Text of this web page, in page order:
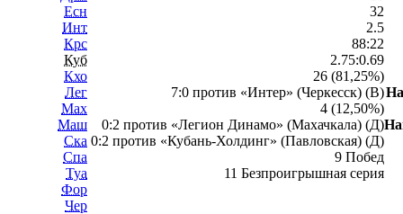
Есн
Инт
Крс
Куб
Кхо
Лег
Мах
Маш
Ска
Спа
Туа
Фор
Чер
32
2.5
88:22
2.75:0.69
26 (81,25%)
7:0 против «Интер» (Черкесск) (В)
4 (12,50%)
0:2 против «Легион Динамо» (Махачкала) (Д)
0:2 против «Кубань-Холдинг» (Павловская) (Д)
9 Побед
11 Безпроигрышная серия